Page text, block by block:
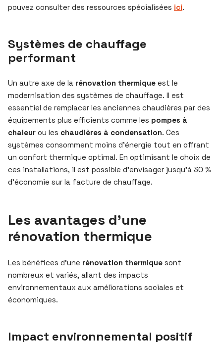
pouvez consulter des ressources spécialisées ici.
Systèmes de chauffage
performant
Un autre axe de la rénovation thermique est le
modernisation des systèmes de chauffage. Il est
essentiel de remplacer les anciennes chaudières par des
équipements plus efficients comme les pompes à
chaleur ou les chaudières à condensation. Ces
systèmes consomment moins d’énergie tout en offrant
un confort thermique optimal. En optimisant le choix de
ces installations, il est possible d’envisager jusqu’à 30 %
d’économie sur la facture de chauffage.
Les avantages d’une
rénovation thermique
Les bénéfices d’une rénovation thermique sont
nombreux et variés, allant des impacts
environnementaux aux améliorations sociales et
économiques.
Impact environnemental positif